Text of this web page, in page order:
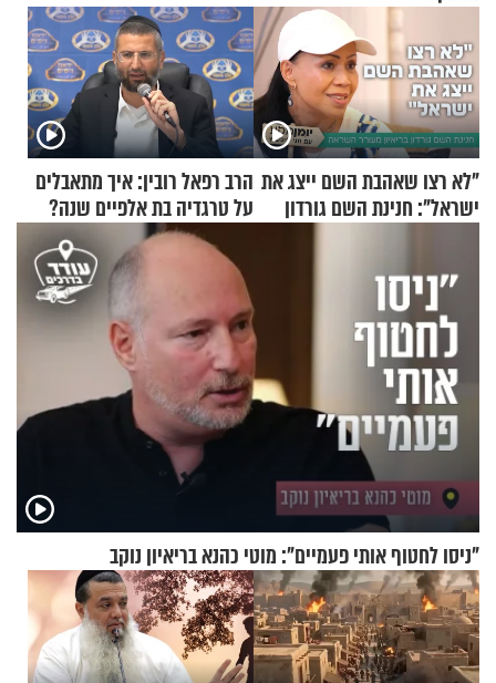
"לא רצו שאהבת השם ייצג את
ישראל": חנינת השם גורדון
הרב רפאל רובין: איך מתאבלים
על טרגדיה בת אלפיים שנה?
"ניסו לחטוף אותי פעמיים": מוטי כהנא בריאיון נוקב